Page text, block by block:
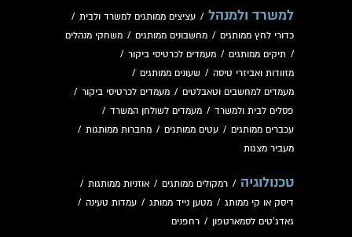
למשרד ולמנהל / עציצים ממותגים למשרד ולבית /
כדורי לחץ ממותגים / מחשבונים ממותגים / משחקי מנהלים
/ תיקים ממותגים / מעמדים לכרטיסי ביקור /
מזוודות ואביזרי טיסה / שעונים ממותגים /
מעמדים למחשבים וטאבלטים / מעמדים לכרטיסי ביקור /
פסלים לבית ולמשרד / מעמדים לשולחן המשרד /
עכברים ממותגים / עטים ממותגים / מחברות ממותגות /
מעביר מצגות
טכנולוגיה / רמקולים ממותגים / אוזניות ממותגות /
דיסק או קי ממותג / מטען נייד ממותג / עמדות טעינה /
גאדג'טים לסמארטפון / רחפנים